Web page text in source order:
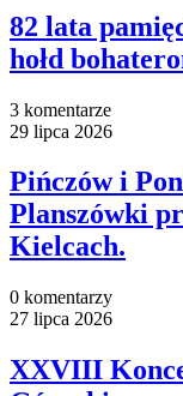
82 lata
hołd
3 komentarze
29 lipca 2026
Pińczów i
Planszówki
Kielcach.
0 komentarzy
27 lipca 2026
XXVIII